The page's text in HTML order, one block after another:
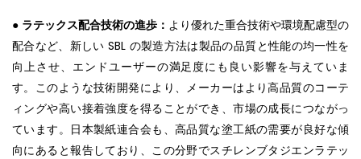
● ラテックス配合技術の進歩： より優れた重合技術や環境配慮型の
配合など、新しい SBL の製造方法は製品の品質と性能の均一性を
向上させ、エンドユーザーの満足度にも良い影響を与えていま
す。このような技術開発により、メーカーはより高品質のコーテ
ィングや高い接着強度を得ることができ、市場の成長につながっ
ています。日本製紙連合会も、高品質な塗工紙の需要が良好な傾
向にあると報告しており、この分野でスチレンブタジエンラテッ